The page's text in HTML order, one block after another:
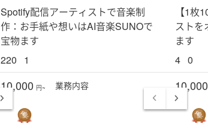
Spotify配信アーティストで音楽制
作：お手紙や想いはAI音楽SUNOで
宝物ます
220
1
10,000 円~ 業務内容
【1枚
ストを
ます
4 0
10,000